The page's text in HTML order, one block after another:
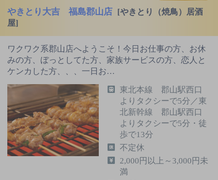
やきとり大吉 福島郡山店 [やきとり（焼鳥）居酒
屋]
ワクワク系郡山店へようこそ！今日お仕事の方、お休
みの方、ぼっとしてた方、家族サービスの方、恋人と
ケンカした方、、、一日お…
東北本線 郡山駅西口
よりタクシーで5分／東
北新幹線 郡山駅西口
よりタクシーで5分・徒
歩で13分
不定休
2,000円以上～3,000円未
満